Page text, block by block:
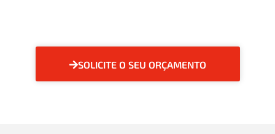
SOLICITE O SEU ORÇAMENTO